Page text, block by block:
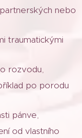
nebo
traumatickými
rozvodu,
po porodu
pánve,
od vlastního